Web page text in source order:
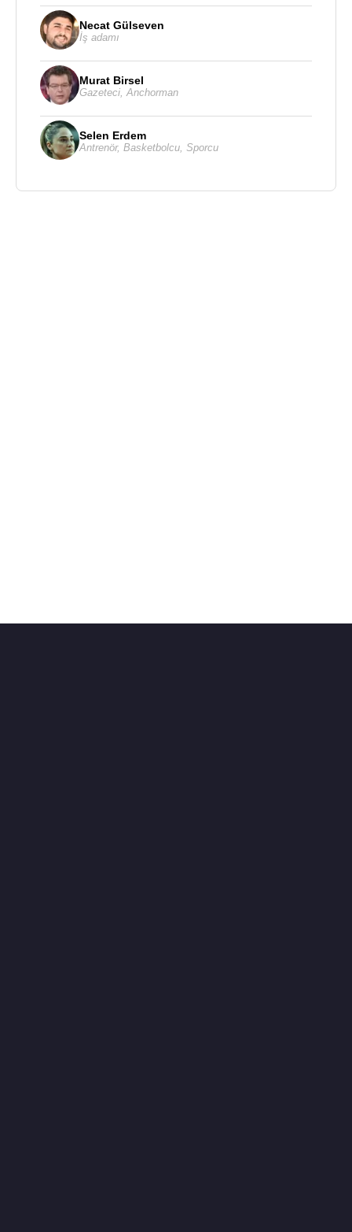
Necat Gülseven
İş adamı
Murat Birsel
Gazeteci,Anchorman
Selen Erdem
Antrenör, Basketbolcu, Sporcu